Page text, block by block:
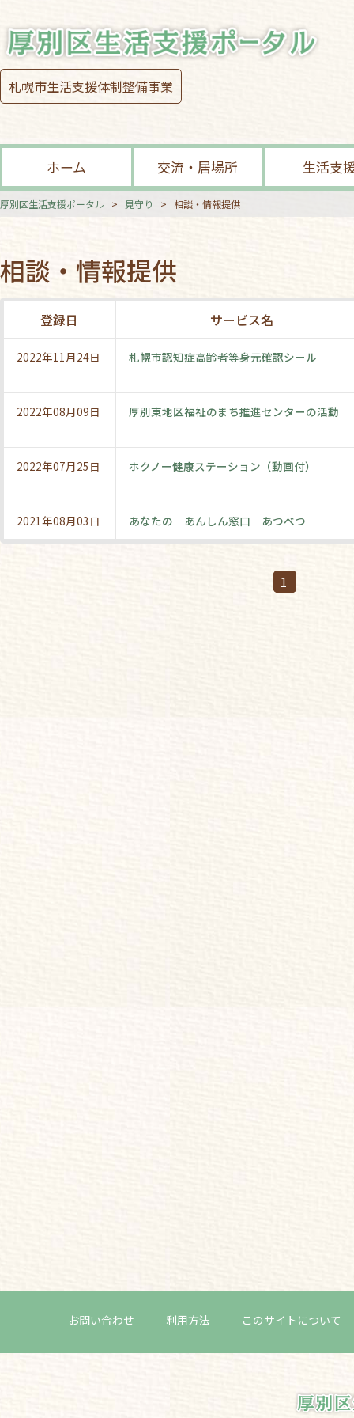
札幌市生活支援体制整備事業
ホーム 交流・居場所 生活支
厚別区生活支援ポータル > 見守り > 相談・情報提供
相談・情報提供
登録日 サービス名
2022年11月24日 札幌市認知症高齢者等身元確認シール
2022年08月09日 厚別東地区福祉のまち推進センターの活動
2022年07月25日 ホクノー健康ステーション（動画付）
2021年08月03日 あなたの あんしん窓口 あつべつ
1
お問い合わせ 利用方法 このサイトについて